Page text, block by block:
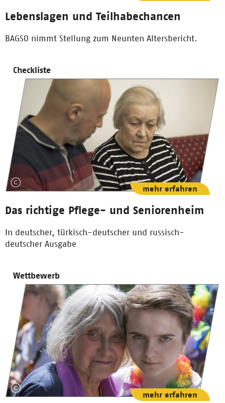
Lebenslagen und Teilhabechancen
BAGSO nimmt Stellung zum Neunten Altersbericht.
Checkliste
Das richtige Pflege- und Seniorenheim
In deutscher, türkisch-deutscher und russisch-
deutscher Ausgabe
mehr erfahren
Wettbewerb
mehr erfahren